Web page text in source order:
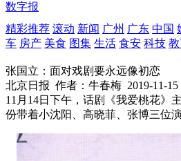
数字报
精彩推荐 滚动 新闻 广州 广东 中国
车 房产 美食 图集 生活 食安 科技
张国立：面对戏剧要永远像初恋
北京日报 作者：牛春梅 2019-11-15
11月14日下午，话剧《我爱桃花》
份带着小沈阳、高晓菲、张博三位